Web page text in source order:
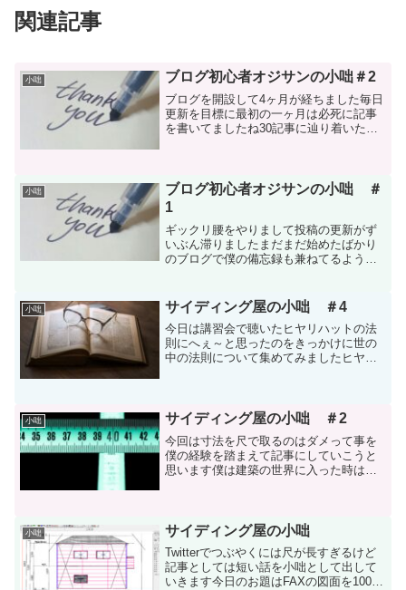
関連記事
小咄 ブログ初心者オジサンの小咄＃2
ブログを開設して4ヶ月が経ちました毎日
更新を目標に最初の一ヶ月は必死に記事
を書いてましたね30記事に辿り着いたと
に参加して...
小咄
ブログ初心者オジサンの小咄 ＃
1
ギックリ腰をやりまして投稿の更新がず
いぶん滞りましたまだまだ始めたばかり
のブログで僕の備忘録も兼ねてるような
先輩ブロガーの方々が記事が止まる時期
が来ると解説してましたが...
小咄 サイディング屋の小咄 ＃4
今日は講習会で聴いたヒヤリハットの法
則にへぇ～と思ったのをきっかけに世の
中の法則について集めてみましたヒヤリ
300の異常(ハッ...
小咄 サイディング屋の小咄 ＃2
今回は寸法を尺で取るのはダメって事を
僕の経験を踏まえて記事にしていこうと
思います僕は建築の世界に入った時は大
イディング屋になったばっ...
小咄 サイディング屋の小咄
Twitterでつぶやくには尺が長すぎるけど
記事としては短い話を小咄として出して
いきます今日のお題はFAXの図面を100/1